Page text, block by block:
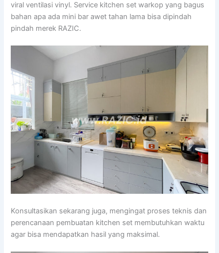
viral ventilasi vinyl. Service kitchen set warkop yang bagus
bahan apa ada mini bar awet tahan lama bisa dipindah
pindah merek RAZIC.
Konsultasikan sekarang juga, mengingat proses teknis dan
perencanaan pembuatan kitchen set membutuhkan waktu
agar bisa mendapatkan hasil yang maksimal.